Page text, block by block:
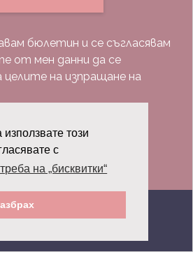
този
с
на „бисквитки“
бюлетин и се съгласявам
от мен данни да се
на изпращане на
ни:
- Всички права запазени